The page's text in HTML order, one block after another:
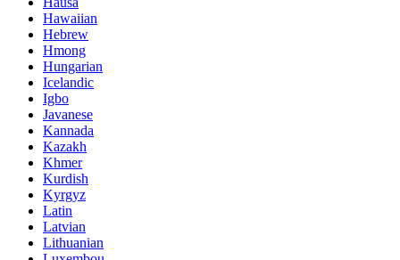
Hawaiian
Hebrew
Hmong
Hungarian
Icelandic
Igbo
Javanese
Kannada
Kazakh
Khmer
Kurdish
Kyrgyz
Latin
Latvian
Lithuanian